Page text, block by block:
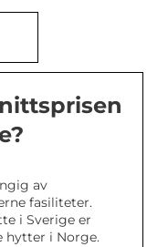
av
fasiliteter.
i Sverige er
hytter i Norge.